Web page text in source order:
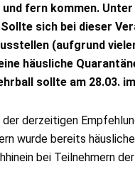
fern kommen.
sich bei dieser
(aufgrund
häusliche
sollte am 28.03.
der derzeitigen
wurde bereits
bei Teilnehmern